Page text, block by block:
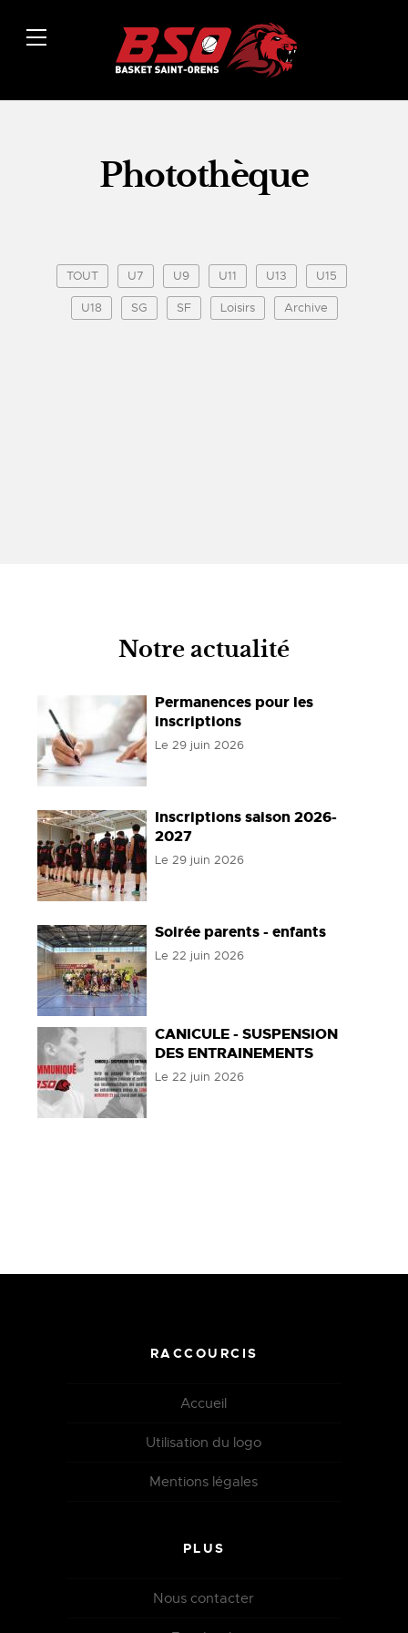
Photothèque
TOUT U7 U9 U11 U13 U15
U18 SG SF Loisirs Archive
Notre actualité
Permanences pour les
inscriptions
Le 29 juin 2026
Inscriptions saison 2026-
2027
Le 29 juin 2026
Soirée parents - enfants
Le 22 juin 2026
CANICULE - SUSPENSION
DES ENTRAINEMENTS
Le 22 juin 2026
RACCOURCIS
Accueil
Utilisation du logo
Mentions légales
PLUS
Nous contacter